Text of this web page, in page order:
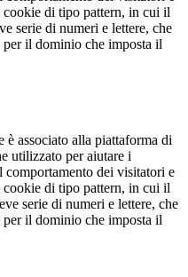
di tipo pattern, in cui il
serie di numeri e lettere, che
il dominio che imposta il
è associato alla piattaforma di
utilizzato per aiutare i
dei visitatori e
di tipo pattern, in cui il
serie di numeri e lettere, che
il dominio che imposta il